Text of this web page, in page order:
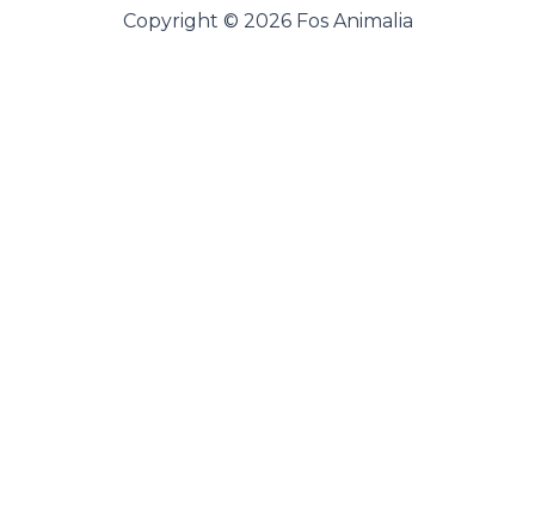
Copyright © 2026 Fos Animalia